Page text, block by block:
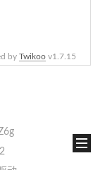
by Twikoo v1.7.15